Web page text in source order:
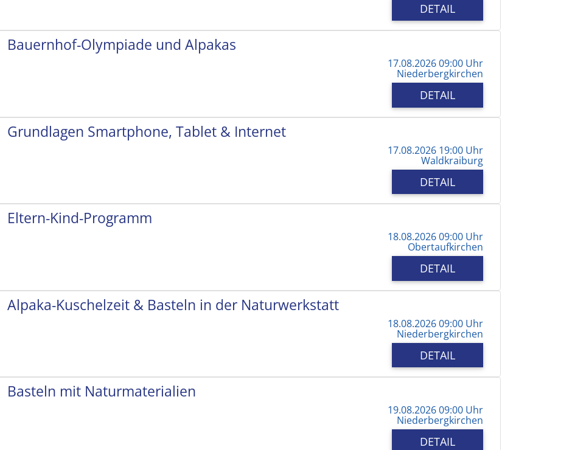
DETAIL
Bauernhof-Olympiade und Alpakas
17.08.2026 09:00 Uhr
Niederbergkirchen
DETAIL
Grundlagen Smartphone, Tablet & Internet
17.08.2026 19:00 Uhr
Waldkraiburg
DETAIL
Eltern-Kind-Programm
18.08.2026 09:00 Uhr
Obertaufkirchen
DETAIL
Alpaka-Kuschelzeit & Basteln in der Naturwerkstatt
18.08.2026 09:00 Uhr
Niederbergkirchen
DETAIL
Basteln mit Naturmaterialien
19.08.2026 09:00 Uhr
Niederbergkirchen
DETAIL